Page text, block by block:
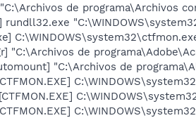
de programa\Archivos
rundll32.exe
"C:\Archivos de
"C:\Archivos de